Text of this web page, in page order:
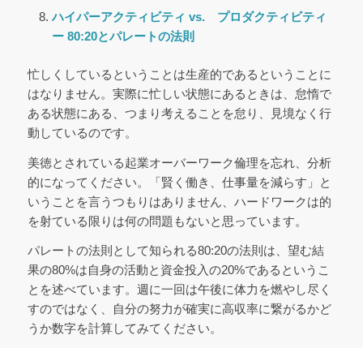
ハイパーアクティビティ vs. プロダクティビティ
ー 80:20とパレートの法則
忙しくしているということは生産的であるということに
はなりません。実際に忙しい状態にあるときは、怠惰で
ある状態にある、つまり考えることを怠り、見境なく行
動しているのです。
美徳とされている起業オーバーワーク倫理を忘れ、分析
的になってください。「賢く働き、仕事量を減らす」と
いうことを言うつもりはありません、ハードワークは的
を射ている限りは何の問題もないと思っています。
パレートの法則として知られる80:20の法則は、望む結
果の80%は自身の活動と資金投入の20%であるというこ
とを述べています。週に一回は午後に体力を燃やし尽く
すのではなく、自分の努力が確実に高収率に繋がるかど
うか数字を計算してみてください。